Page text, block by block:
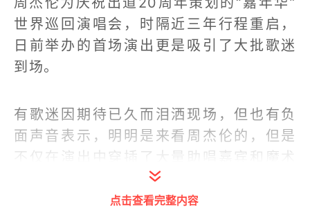
世界巡回演唱会，时隔近三年行程重启，
日前举办的首场演出更是吸引了大批歌迷
到场。
有歌迷因期待已久而泪洒现场，但也有负
面声音表示，明明是来看周杰伦的，但是
不仅在演出中穿插了大量助唱嘉宾和魔术
表演，音响音量还起伏不定，
伦的存在感一度被拉低，此外应援荧光棒
点击查看完整内容